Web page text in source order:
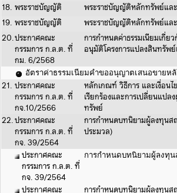
18. พระราชบัญญัติ
พระราชบัญญัติหลักทรัพย์แ
19. พระราชบัญญัติ
พระราชบัญญัติหลักทรัพย์แ
20.ประกาศคณะ
กรรมการ ก.ล.ต. ที่
กม. 6/2568
การกำหนดค่าธรรมเนียมเกี่
อนุมัติโครงการแปลงสินทรัพ
อัตราค่าธรรมเนียมคำขออนุญาตเสนอขายห
21. ประกาศคณะ
กรรมการ ก.ล.ต. ที่
กจ.10/2566
หลักเกณฑ์ วิธีการ และเงื่อนไ
เรียกร้องและการเปลี่ยนแปล
ทรัพย์
22.ประกาศคณะ
กรรมการ ก.ล.ต. ที่
กจ. 39/2564
การกำหนดบทนิยามผู้ลงทุน
ประมวล)
ประกาศคณะ
กรรมการ ก.ล.ต. ที่
กจ. 39/2564
การกำหนดบทนิยามผู้ลงทุ
ประกาศคณะ
การกำหนดบทนิยามผู้ลงทุน